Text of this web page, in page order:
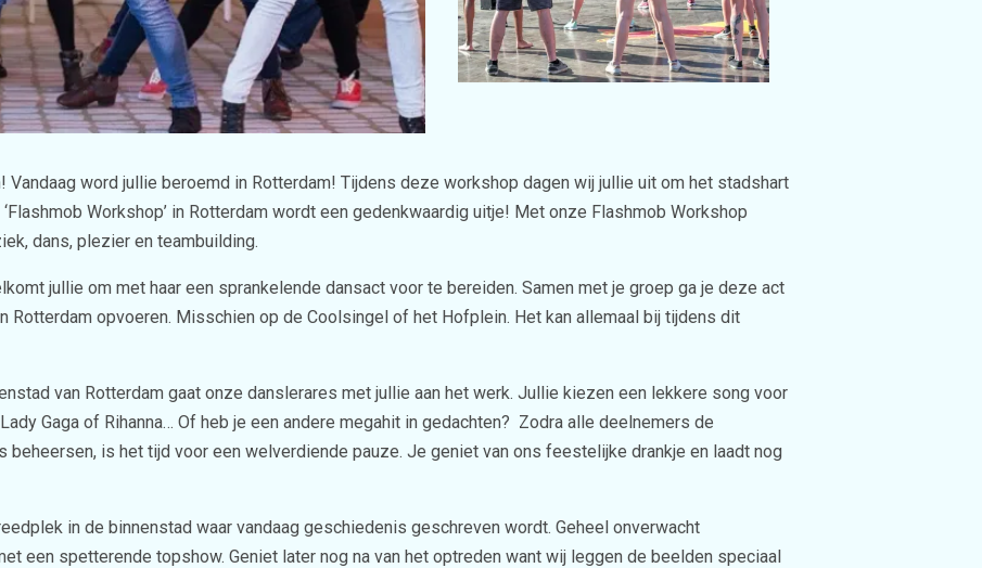
word jullie beroemd in Rotterdam! Tijdens deze workshop dagen wij jullie uit om het stadshart
Workshop’ in Rotterdam wordt een gedenkwaardig uitje! Met onze Flashmob Workshop
dans, plezier en teambuilding.
jullie om met haar een sprankelende dansact voor te bereiden. Samen met je groep ga je deze act
Rotterdam opvoeren. Misschien op de Coolsingel of het Hofplein. Het kan allemaal bij tijdens dit
van Rotterdam gaat onze danslerares met jullie aan het werk. Jullie kiezen een lekkere song voor
Gaga of Rihanna… Of heb je een andere megahit in gedachten? Zodra alle deelnemers de
beheersen, is het tijd voor een welverdiende pauze. Je geniet van ons feestelijke drankje en laadt nog
in de binnenstad waar vandaag geschiedenis geschreven wordt. Geheel onverwacht
een spetterende topshow. Geniet later nog na van het optreden want wij leggen de beelden speciaal